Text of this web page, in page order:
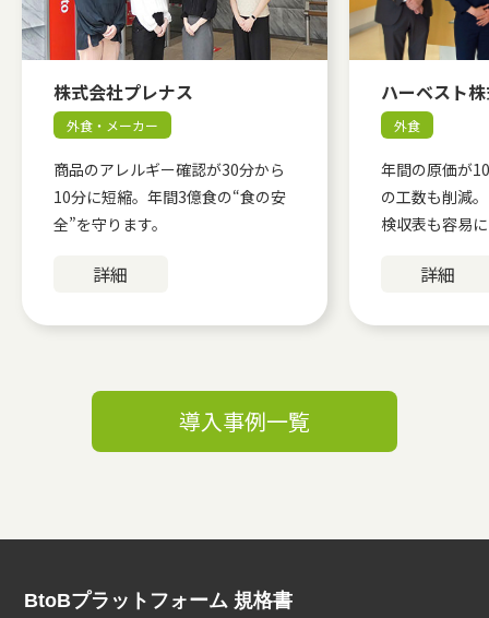
株式会社プレナス
外食・メーカー
商品のアレルギー確認が30分から
10分に短縮。年間3億食の“食の安
全”を守ります。
詳細
ハーベスト
外食
年間の原価が
の工数も削減
検収表も容易
詳細
導入事例一覧
BtoBプラットフォーム 規格書